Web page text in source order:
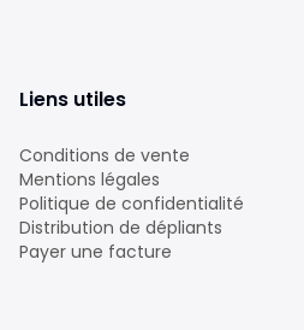
Liens utiles
Conditions de vente
Mentions légales
Politique de confidentialité
Distribution de dépliants
Payer une facture